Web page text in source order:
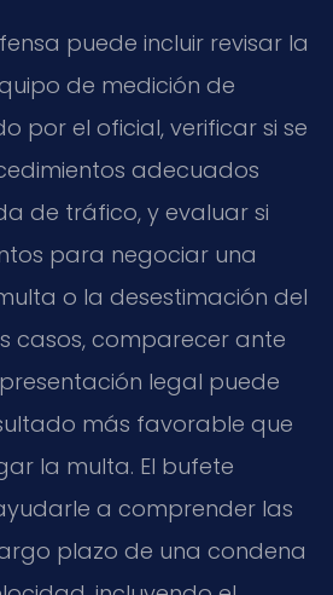
puede incluir revisar la
de medición de
por el oficial, verificar si se
adecuados
de tráfico, y evaluar si
para negociar una
o la desestimación del
casos, comparecer ante
legal puede
más favorable que
la multa. El bufete
a comprender las
plazo de una condena